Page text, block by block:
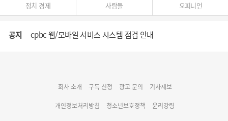
정치 경제 사람들 오피니언
공지 cpbc 웹/모바일 서비스 시스템 점검 안내
명동 미디어큐브 & 1898 미디어월 공모전 수상작 발표
회사 소개 구독 신청 광고 문의 기사제보
개인정보처리방침 청소년보호정책 윤리강령